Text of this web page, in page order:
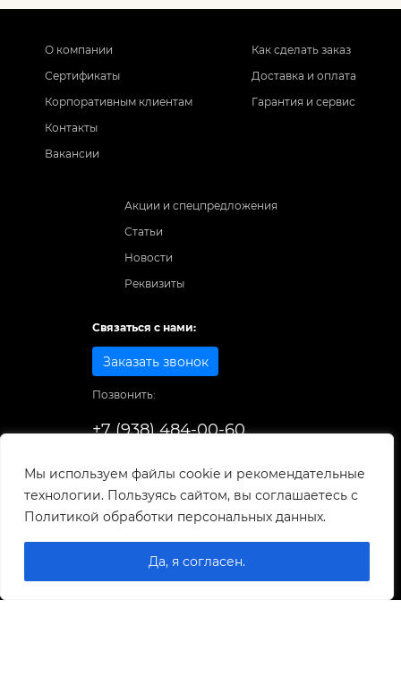
Мы используем файлы cookie и рекомендательные
технологии. Пользуясь сайтом, вы соглашаетесь с
Политикой обработки персональных данных.
Да, я согласен.
О компании
Сертификаты
Корпоративным клиентам
Контакты
Вакансии
Как сделать заказ
Доставка и оплата
Гарантия и сервис
Акции и спецпредложения
Статьи
Новости
Реквизиты
Связаться с нами:
Заказать звонок
Позвонить:
+7 (938) 484-00-60
© 1998-2026
0